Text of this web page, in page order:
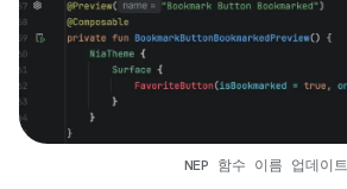
NEP 함수 이름 업데이트